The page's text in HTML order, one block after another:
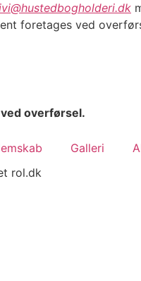
foretages ved
overførsel.
Galleri
rol.dk